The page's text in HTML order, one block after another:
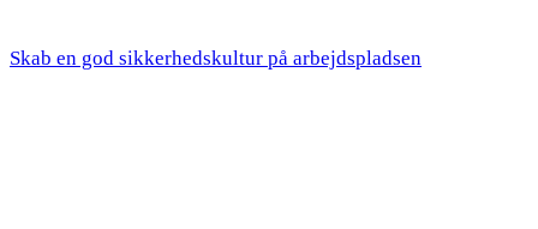
Skab en god sikkerhedskultur på arbejdspladsen